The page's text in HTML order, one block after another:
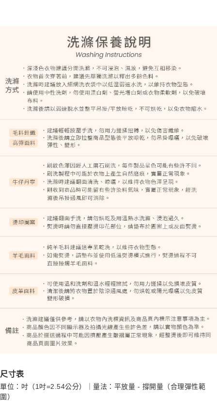
尺寸表
單位：吋（1吋=2.54公分）｜量法：平放量 - 撐開量（合理彈性範
圍）